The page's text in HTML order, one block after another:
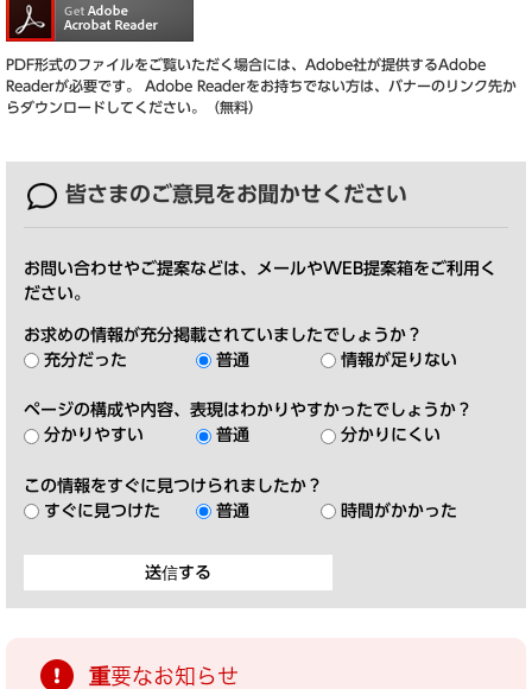
PDF形式のファイルをご覧いただく場合には、Adobe社が提供するAdobe
Readerが必要です。
Adobe Readerをお持ちでない方は、バナーのリンク先か
らダウンロードしてください。（無料）
皆さまのご意見をお聞かせください
お問い合わせやご提案などは、メールやWEB提案箱をご利用く
ださい。
お求めの情報が充分掲載されていましたでしょうか？
充分だった
普通 情報が足りない
ページの構成や内容、表現はわかりやすかったでしょうか？
分かりやすい
普通 分かりにくい
この情報をすぐに見つけられましたか？
すぐに見つけた
普通 時間がかかった
重要なお知らせ